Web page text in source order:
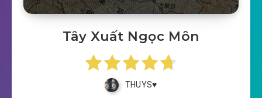
Tây Xuất Ngọc Môn
THUYS♥️